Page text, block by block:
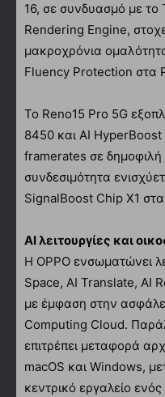
16, σε συνδυασμό με
Rendering Engine,
μακροχρόνια
Fluency Protection στα
Το Reno15 Pro 5G
8450 και AI
framerates σε δημοφιλή
συνδεσιμότητα
SignalBoost Chip X1
AI λειτουργίες και
Η OPPO ενσωματώνει
Space, AI Translate, AI
με έμφαση στην
Computing Cloud.
επιτρέπει μεταφορά
macOS και Windows,
κεντρικό εργαλείο